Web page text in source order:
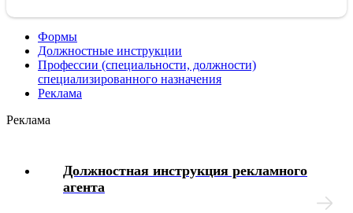
Оплата труда
Представительные органы работников
Коллективный договор
Рабочее время
Формы
Должностные инструкции
Профессии (специальности, должности)
специализированного назначения
Реклама
Реклама
Должностная инструкция рекламного
агента